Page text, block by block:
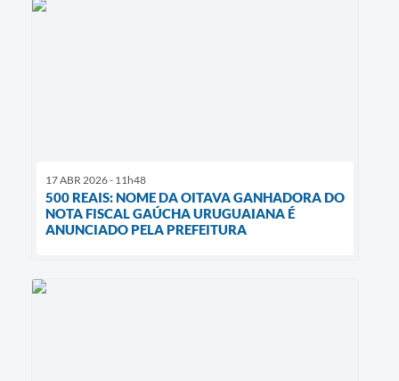
17 ABR 2026 - 11h48
500 REAIS: NOME DA OITAVA GANHADORA DO
NOTA FISCAL GAÚCHA URUGUAIANA É
ANUNCIADO PELA PREFEITURA